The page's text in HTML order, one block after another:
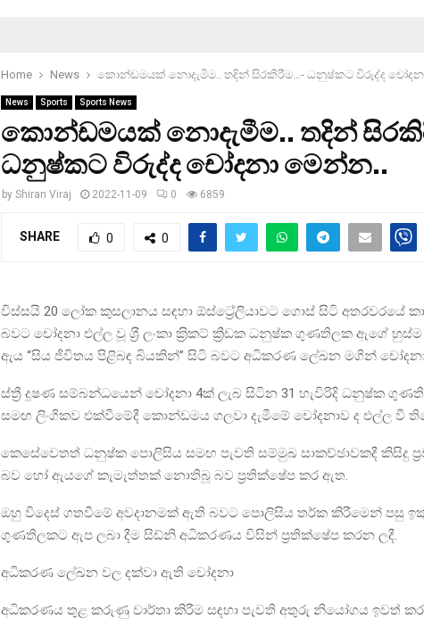
Home News කොන්ඩමයක් නොදැමීම.. තදින් සිරකිරීම…- ධනුෂ්කට විරුද්ද
News Sports Sports News
කොන්ඩමයක් නොදැමීම.. තදින්
ධනුෂ්කට විරුද්ද චෝදනා මෙන්න..
by Shiran Viraj 2022-11-09 0 6859
SHARE 0 0
විස්සයි 20 ලෝක කුසලානය සඳහා ඕස්ට්‍රේලියාවට ගොස් සිටි අතරවරයේ
බවට චෝදනා එල්ල වූ ශ‍්‍රී ලංකා ක‍්‍රිකට් ක්‍රීඩක ධනුෂ්ක ගුණතිලක ඇගේ
ඇය “සිය ජීවිතය පිළිබඳ බියකින්” සිටි බවට අධිකරණ ලේඛන මගින්
ස්ත්‍රී දූෂණ සම්බන්ධයෙන් චෝදනා 4ක් ලැබ සිටින 31 හැවිරිදි ධනුෂ්ක
සමඟ ලිංගිකව එක්වීමේදී කොන්ඩමය ගලවා දැමීමේ චෝදනාව ද එල්ල වී
කෙසේවෙතත් ධනුෂ්ක පොලිසිය සමඟ පැවති සම්මුඛ සාකච්ඡාවකදී කිසිදු
බව හෝ ඇයගේ කැමැත්තක් නොතිබූ බව ප්‍රතික්ෂේප කර ඇත.
ඔහු විදෙස් ගතවීමේ අවදානමක් ඇති බවට පොලිසිය තර්ක කිරීමෙන් පසු
ගුණතිලකට ඇප ලබා දීම සිඩ්නි අධිකරණය විසින් ප්‍රතික්ෂේප කරන ලදී.
අධිකරණ ලේඛන වල දක්වා ඇති චෝදනා
අධිකරණය තුළ කරුණු වාර්තා කිරීම සඳහා පැවති අතුරු නියෝගය ඉවත්